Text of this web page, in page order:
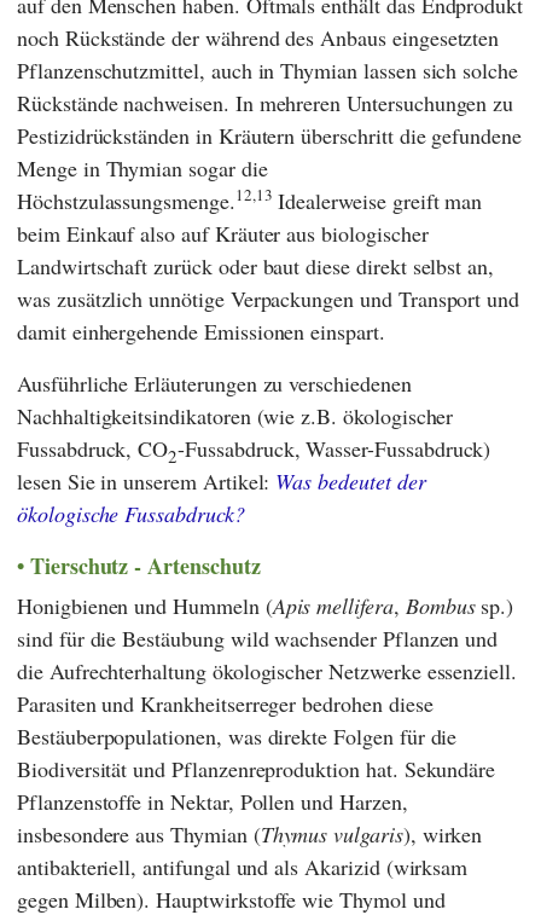
noch Rückstände der während des Anbaus eingesetzten
Pflanzenschutzmittel, auch in Thymian lassen sich solche
Rückstände nachweisen. In mehreren Untersuchungen zu
Pestizidrückständen in Kräutern überschritt die gefundene
Menge in Thymian sogar die
Höchstzulassungsmenge.12,13 Idealerweise greift man
beim Einkauf also auf Kräuter aus biologischer
Landwirtschaft zurück oder baut diese direkt selbst an,
was zusätzlich unnötige Verpackungen und Transport und
damit einhergehende Emissionen einspart.
Ausführliche Erläuterungen zu verschiedenen
Nachhaltigkeitsindikatoren (wie z.B. ökologischer
Fussabdruck, CO2-Fussabdruck, Wasser-Fussabdruck)
lesen Sie in unserem Artikel: Was bedeutet der
ökologische Fussabdruck?
Tierschutz - Artenschutz
Honigbienen und Hummeln (Apis mellifera, Bombussp.)
sind für die Bestäubung wild wachsender Pflanzen und
die Aufrechterhaltung ökologischer Netzwerke essenziell.
Parasiten und Krankheitserreger bedrohen diese
Bestäuberpopulationen, was direkte Folgen für die
Biodiversität und Pflanzenreproduktion hat. Sekundäre
Pflanzenstoffe in Nektar, Pollen und Harzen,
insbesondere aus Thymian (Thymus vulgaris), wirken
antibakteriell, antifungal und als Akarizid (wirksam
gegen Milben). Hauptwirkstoffe wie Thymol und